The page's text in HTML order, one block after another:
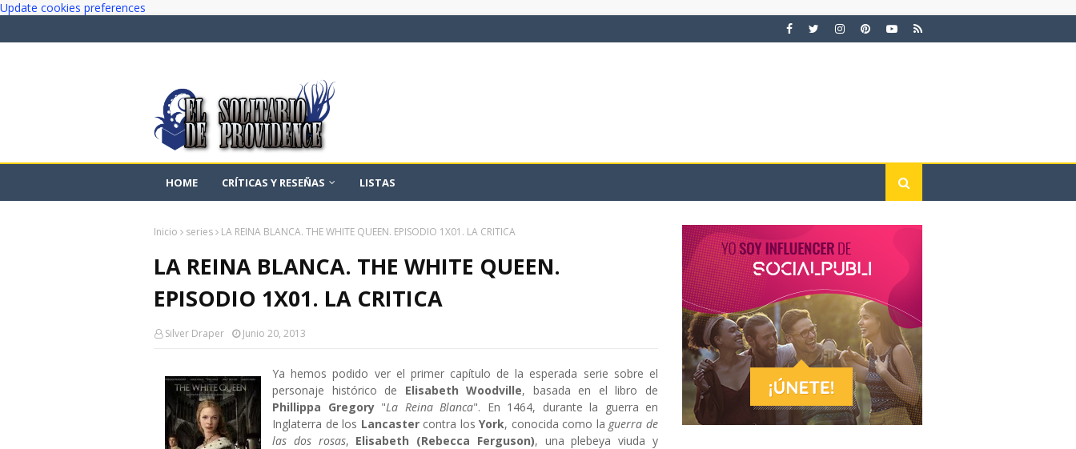
Update cookies preferences
HOME CRÍTICAS Y RESEÑAS LISTAS
Inicio series LA REINA BLANCA. THE WHITE QUEEN. EPISODIO 1X01. LA CRITICA
LA REINA BLANCA. THE WHITE QUEEN.
EPISODIO 1X01. LA CRITICA
Silver Draper Junio 20, 2013
Ya hemos podido ver el primer capítulo de la esperada serie sobre el
personaje histórico de Elisabeth Woodville, basada en el libro de
Phillippa Gregory"La Reina Blanca". En 1464, durante la guerra en
Inglaterra de los Lancastercontra losYork, conocida como la guerra de
las dos rosas, Elisabeth (Rebecca Ferguson), una plebeya viuda y